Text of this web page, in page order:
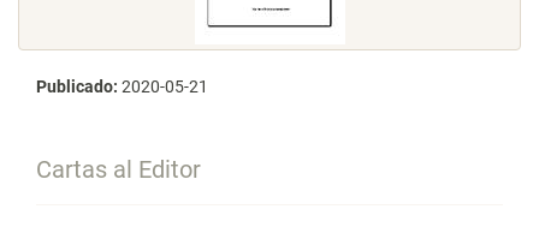
Publicado: 2020-05-21
Cartas al Editor